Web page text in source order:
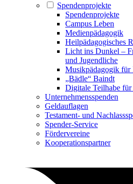
Spendenprojekte
Spendenprojekte
Campus Leben
Medienpädagogik
Heilpädagogisches
Licht ins Dunkel –
und Jugendliche
Musikpädagogik für
„Bädle“ Baindt
Digitale Teilhabe für
Unternehmensspenden
Geldauflagen
Testament- und
Spender-Service
Fördervereine
Kooperationspartner